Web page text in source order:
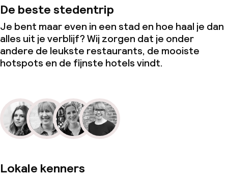
De beste stedentrip
Je bent maar even in een stad en hoe haal je dan
alles uit je verblijf? Wij zorgen dat je onder
andere de leukste restaurants, de mooiste
hotspots en de fijnste hotels vindt.
Lokale kenners